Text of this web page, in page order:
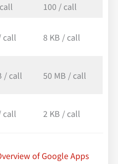
100 / call
call 8 KB / call
/ call 50 MB / call
call 2 KB / call
of Google Apps